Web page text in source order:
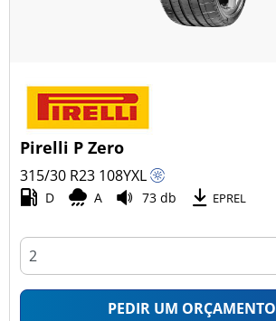
Pirelli P Zero
315/30 R23 108YXL
D A 73 db EPREL
PEDIR UM ORÇAMENTO